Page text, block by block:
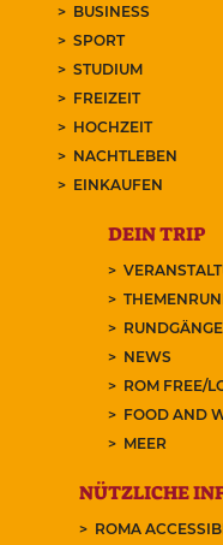
BUSINESS
SPORT
STUDIUM
FREIZEIT
HOCHZEIT
NACHTLEBEN
EINKAUFEN
DEIN TRIP
NEWS
ROM FREE/
FOOD AND
MEER
NÜTZLICHE
ROMA